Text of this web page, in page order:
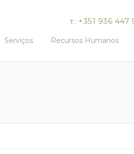
T.: +351 936 447
Serviços Recursos Humanos